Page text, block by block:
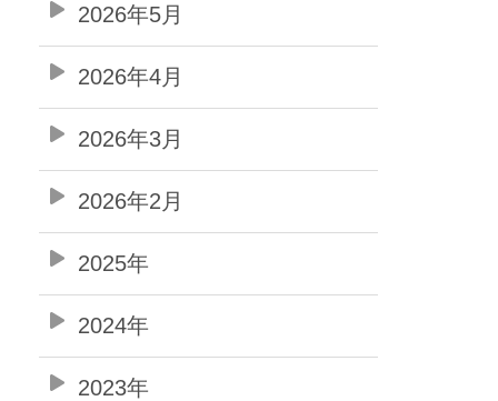
2026年5月
2026年4月
2026年3月
2026年2月
2025年
2024年
2023年